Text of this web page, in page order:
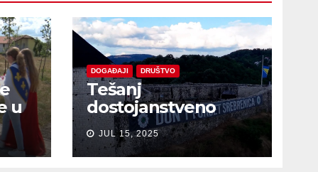
u
DOGAĐAJI DRUŠTVO
Tešanj
dostojanstveno
obilježio Dan
sjećanja na žrtve
genocida u
JUL 15, 2025